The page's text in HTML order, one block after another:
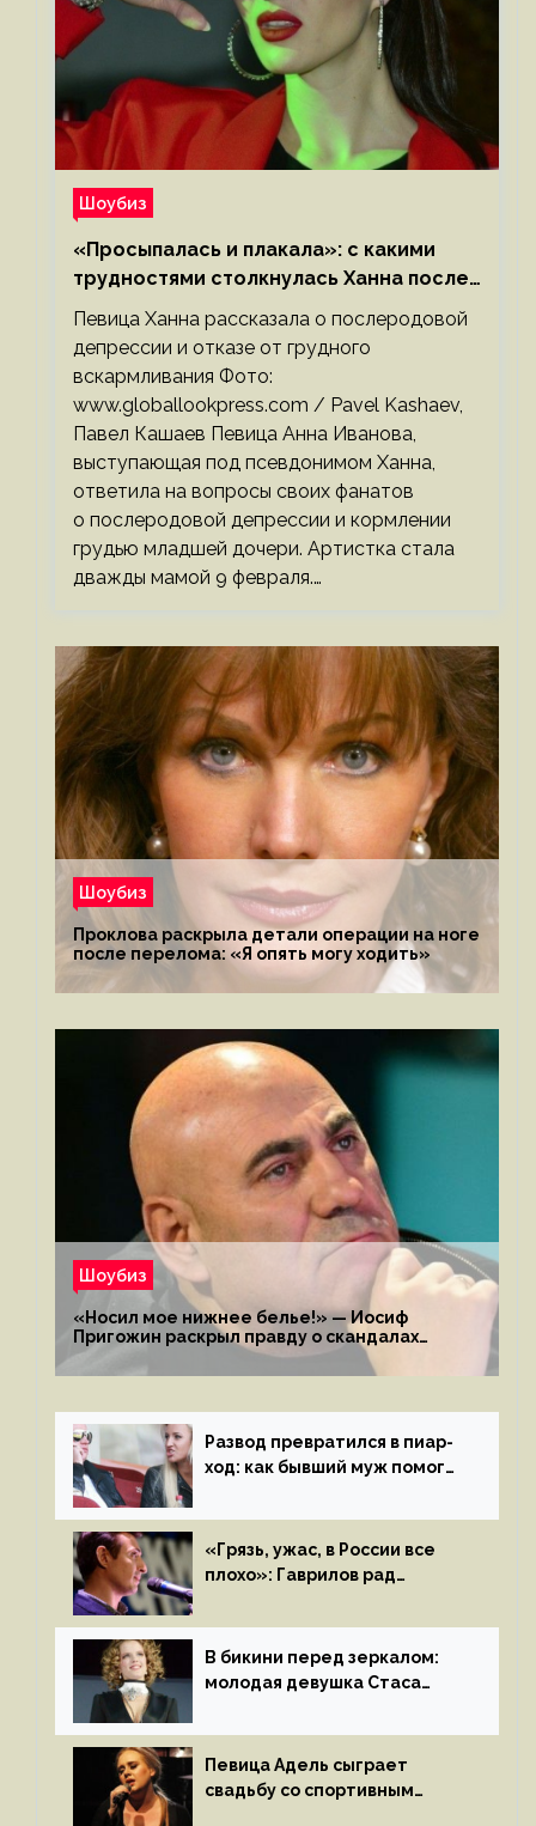
Шоубиз
«Просыпалась и плакала»: с какими
трудностями столкнулась Ханна после
родов
Певица Ханна рассказала о послеродовой
депрессии и отказе от грудного
вскармливания Фото:
www.globallookpress.com / Pavel Kashaev,
Павел Кашаев Певица Анна Иванова,
выступающая под псевдонимом Ханна,
ответила на вопросы своих фанатов
о послеродовой депрессии и кормлении
грудью младшей дочери. Артистка стала
дважды мамой 9 февраля.…
Шоубиз
Проклова раскрыла детали операции на ноге
после перелома: «Я опять могу ходить»
Шоубиз
«Носил мое нижнее белье!» — Иосиф
Пригожин раскрыл правду о скандалах
с мужем своей экс-жены
Развод превратился в пиар-
ход: как бывший муж помог
«Грязь, ужас, в России все
плохо»: Гаврилов рад
иноагентов
В бикини перед зеркалом:
молодая девушка Стаса
на камеру
Певица Адель сыграет
свадьбу со спортивным